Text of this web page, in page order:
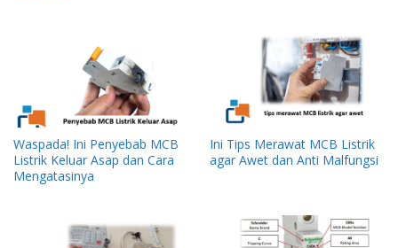
Waspada! Ini Penyebab MCB
Listrik Keluar Asap dan Cara
Mengatasinya
Ini Tips Merawat MCB Listrik
agar Awet dan Anti Malfungsi